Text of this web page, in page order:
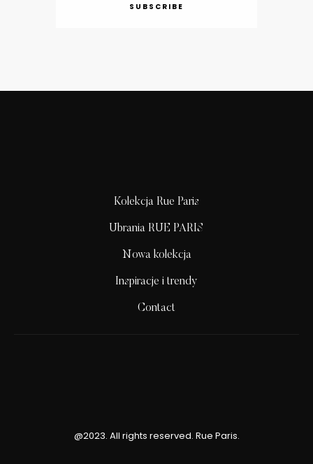
SUBSCRIBE
Kolekcja Rue Paris
Ubrania RUE PARIS
Nowa kolekcja
Inspiracje i trendy
Contact
@2023. All rights reserved. Rue Paris.